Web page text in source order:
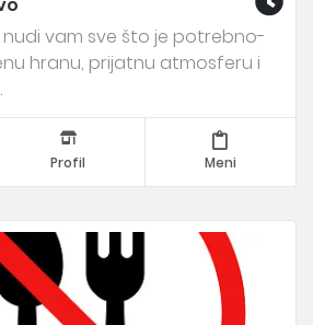
nudi vam sve što je potrebno-
hranu, prijatnu atmosferu i
Profil Meni